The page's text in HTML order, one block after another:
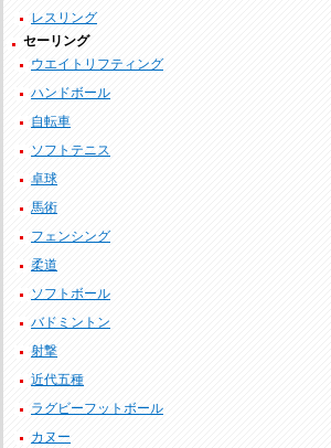
レスリング
セーリング
ウエイトリフティング
ハンドボール
自転車
ソフトテニス
卓球
馬術
フェンシング
柔道
ソフトボール
バドミントン
射撃
近代五種
ラグビーフットボール
カヌー